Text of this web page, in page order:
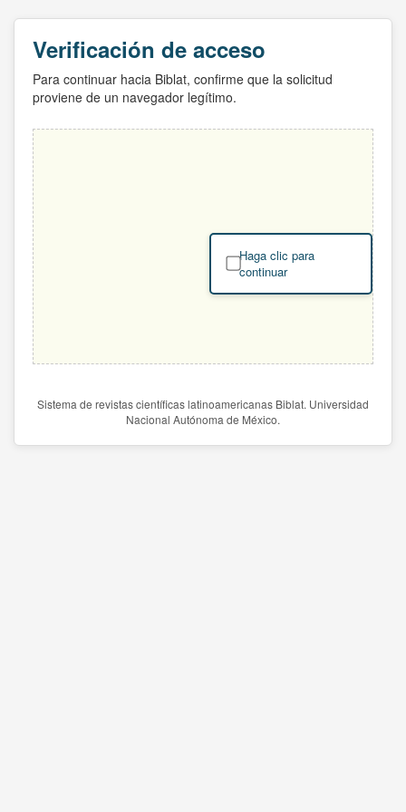
Verificación de acceso
Para continuar hacia Biblat, confirme que la solicitud
proviene de un navegador legítimo.
Haga clic para
continuar
Sistema de revistas científicas latinoamericanas Biblat. Universidad
Nacional Autónoma de México.